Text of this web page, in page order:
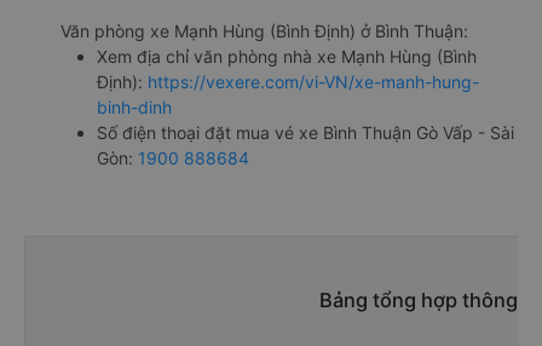
Văn phòng xe Mạnh Hùng (Bình Định) ở Bình Thuận:
Xem địa chỉ văn phòng nhà xe Mạnh Hùng (Bình
Định): https://vexere.com/vi-VN/xe-manh-hung-
binh-dinh
Số điện thoại đặt mua vé xe Bình Thuận Gò Vấp - Sài
Gòn: 1900 888684
Bảng tổng hợp thông